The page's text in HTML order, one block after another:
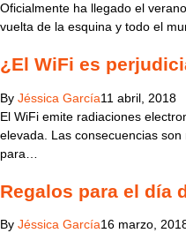
Oficialmente ha llegado el
vuelta de la esquina y todo el
¿El WiFi es
By Jéssica García11 abril, 2018
El WiFi emite radiaciones
elevada. Las consecuencias
para…
Regalos para el día
By Jéssica García16 marzo,